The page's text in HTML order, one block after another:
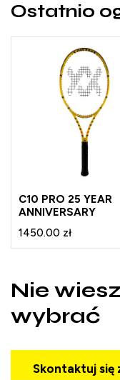
Ostatnio
G2
C10 PRO 25 YEAR
ANNIVERSARY
1450.00 zł
Nie
wybrać
Skontaktuj się